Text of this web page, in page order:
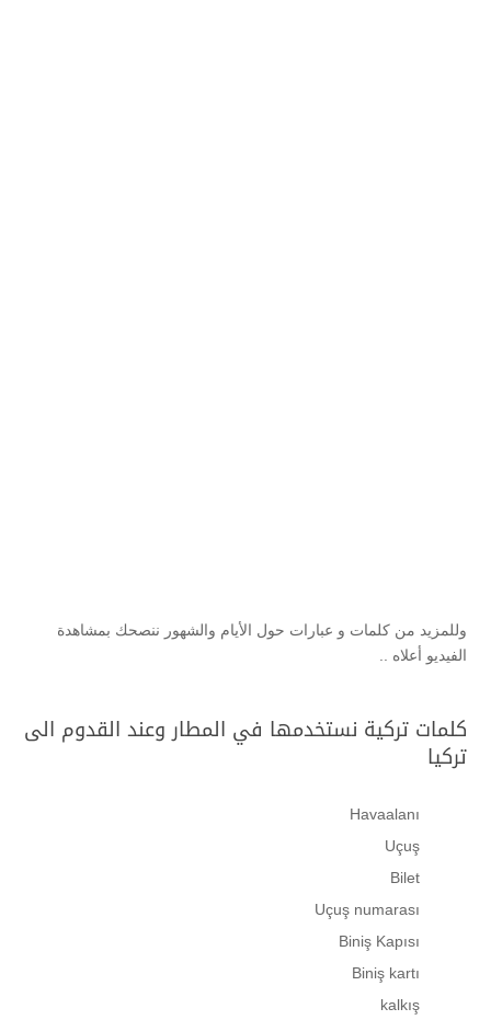
وللمزيد من كلمات و عبارات حول الأيام والشهور ننصحك بمشاهدة
الفيديو أعلاه ..
كلمات تركية نستخدمها في المطار وعند القدوم الى
تركيا
Havaalanı
Uçuş
Bilet
Uçuş numarası
Biniş Kapısı
Biniş kartı
kalkış